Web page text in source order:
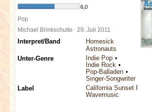
SPECIALS
REDAKTION
LINKS
6,0
Pop
Michael Brinkschulte 29. Juli 2011
Interpret/Band
Homesick
Astronauts
Unter-Genre
Indie Pop
Indie Rock
Pop-Balladen
Singer-Songwriter
Label
California Sunset
Wavemusic